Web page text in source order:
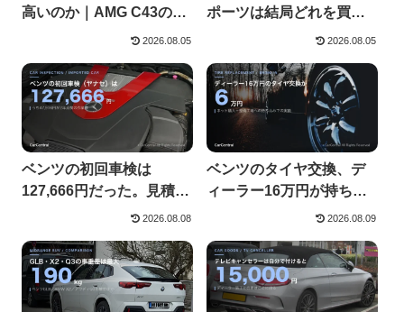
高いのか｜AMG C43の3
2026.08.05
ポーツは結局どれを買う
のか｜PS4・PS5・4S2026.08.05
ベンツの初回車検は
127,666円だった。見積も
りで比べるべき部分はど
2026.08.08
ベンツのタイヤ交換、デ
ィーラー16万円が持ち込
みで6万円になった2026.08.09